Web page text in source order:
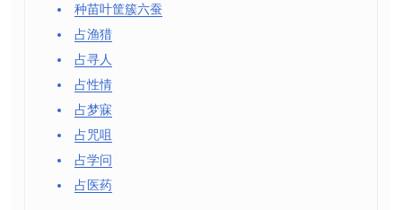
种苗叶筐簇六蚕
占渔猎
占寻人
占性情
占梦寐
占咒咀
占学问
占医药